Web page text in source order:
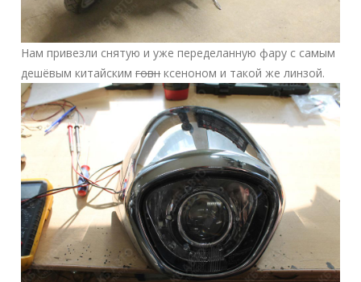
Нам привезли снятую и уже переделанную фару с самым
дешёвым китайскимговнксеноном и такой же линзой.